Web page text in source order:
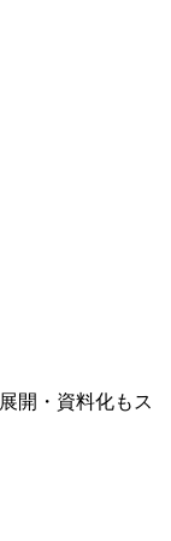
開・資料化もス